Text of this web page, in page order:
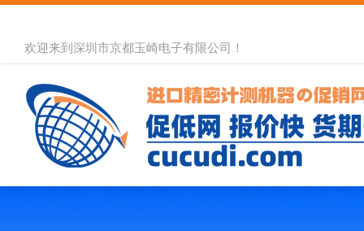
欢迎来到深圳市京都玉崎电子有限公司！